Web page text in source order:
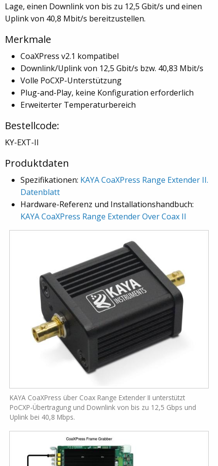
Lage, einen Downlink von bis zu 12,5 Gbit/s und einen
Uplink von 40,8 Mbit/s bereitzustellen.
Merkmale
CoaXPress v2.1 kompatibel
Downlink/Uplink von 12,5 Gbit/s bzw. 40,83 Mbit/s
Volle PoCXP-Unterstützung
Plug-and-Play, keine Konfiguration erforderlich
Erweiterter Temperaturbereich
Bestellcode:
KY-EXT-II
Produktdaten
Spezifikationen: KAYA CoaXPress Range Extender II.
Datenblatt
Hardware-Referenz und Installationshandbuch:
KAYA CoaXPress Range Extender Over Coax II
KAYA CoaXPress über Coax Range Extender II unterstützt
PoCXP-Übertragung und Downlink von bis zu 12,5 Gbps und
Uplink bei 40,8 Mbps.